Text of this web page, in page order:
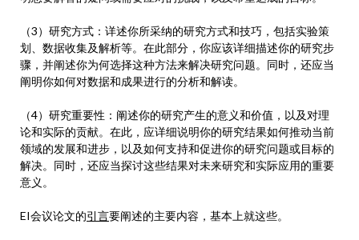
（3）研究方式：详述你所采纳的研究方式和技巧，包括实验策
划、数据收集及解析等。在此部分，你应该详细描述你的研究步
骤，并阐述你为何选择这种方法来解决研究问题。同时，还应当
阐明你如何对数据和成果进行的分析和解读。
（4）研究重要性：阐述你的研究产生的意义和价值，以及对理
论和实际的贡献。在此，应详细说明你的研究结果如何推动当前
领域的发展和进步，以及如何支持和促进你的研究问题或目标的
解决。同时，还应当探讨这些结果对未来研究和实际应用的重要
意义。
EI会议论文的引言要阐述的主要内容，基本上就这些。